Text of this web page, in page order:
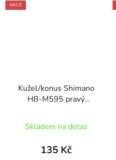
AKCE
Kužel/konus Shimano
HB-M595 pravý
Skladem na dotaz
135 Kč